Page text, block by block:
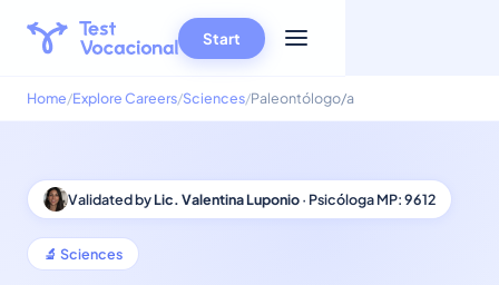
Start
Home Explore Careers Sciences Paleontólogo/a
Validated byLic. Valentina Luponio· Psicóloga MP: 9612
🔬 Sciences